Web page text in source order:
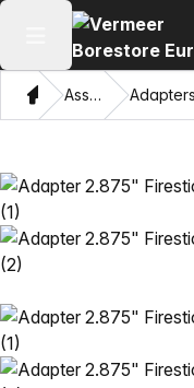
Hoofdmenu openen
ThuisAssortiment